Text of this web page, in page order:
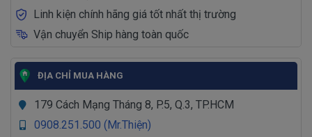
Linh kiện chính hãng giá tốt nhất thị trường
Vận chuyển Ship hàng toàn quốc
ĐỊA CHỈ MUA HÀNG
179 Cách Mạng Tháng 8, P.5, Q.3, TP.HCM
0908.251.500 (Mr.Thiện)